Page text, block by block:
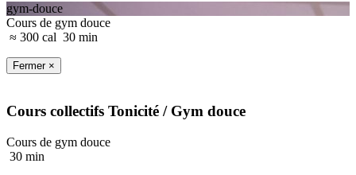
gym-douce
Cours de gym douce
≈ 300 cal 30 min
Fermer ×
Cours collectifs Tonicité / Gym douce
Cours de gym douce
30 min